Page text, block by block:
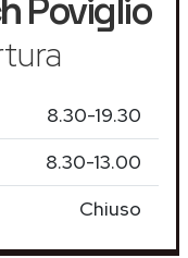
Poviglio
8.30-19.30
8.30-13.00
Chiuso